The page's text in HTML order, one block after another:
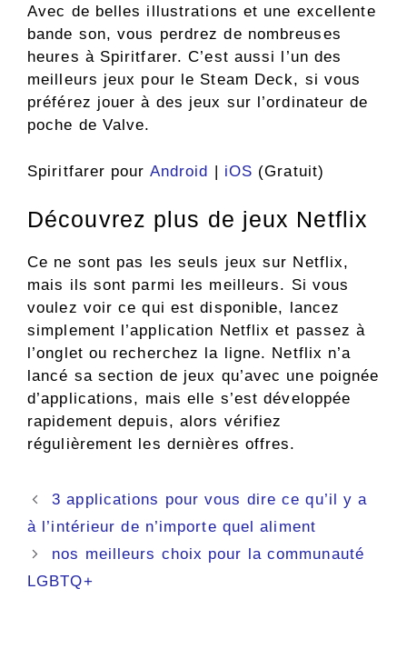
Avec de belles illustrations et une excellente
bande son, vous perdrez de nombreuses
heures à Spiritfarer. C’est aussi l’un des
meilleurs jeux pour le Steam Deck, si vous
préférez jouer à des jeux sur l’ordinateur de
poche de Valve.
Spiritfarer pour Android | iOS (Gratuit)
Découvrez plus de jeux Netflix
Ce ne sont pas les seuls jeux sur Netflix,
mais ils sont parmi les meilleurs. Si vous
voulez voir ce qui est disponible, lancez
simplement l’application Netflix et passez à
l’onglet ou recherchez la ligne. Netflix n’a
lancé sa section de jeux qu’avec une poignée
d’applications, mais elle s’est développée
rapidement depuis, alors vérifiez
régulièrement les dernières offres.
Navigation
des
3 applications pour vous dire ce qu’il y a
à l’intérieur de n’importe quel aliment
nos meilleurs choix pour la communauté
LGBTQ+